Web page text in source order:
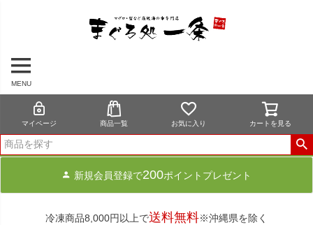
MENU
マイページ 商品一覧 お気に入り カートを見る
新規会員登録で200ポイントプレゼント
冷凍商品8,000円以上で送料無料※沖縄県を除く